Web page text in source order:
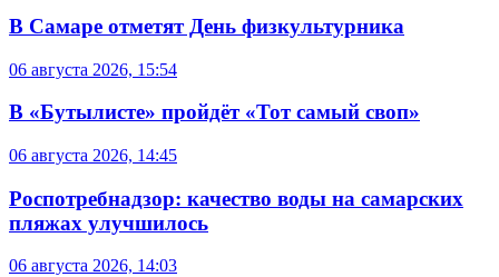
В Самаре отметят День физкультурника
06 августа 2026, 15:54
В «Бутылисте» пройдёт «Тот самый своп»
06 августа 2026, 14:45
Роспотребнадзор: качество воды на самарских
пляжах улучшилось
06 августа 2026, 14:03